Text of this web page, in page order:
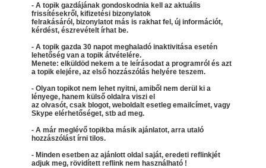
- A topik gazdájának gondoskodnia kell az aktuális
frissítésekről, kifizetési bizonylatok
felrakásáról, bizonylatot más is rakhat fel, új információt,
kérdést, észrevételt írhat be.
- A topik gazda 30 napot meghaladó inaktivitása esetén
lehetőség van a topik átvételére.
Menete: elküldöd nekem a te leírásodat a programról és azt
a topik elejére, az első hozzászólás helyére teszem.
- Olyan topikot nem lehet nyitni, amiből nem derül ki a
lényege, hanem külső oldalra viszi el
az olvasót, csak blogot, weboldalt esetleg emailcímet, vagy
Skype elérhetőséget, stb ad meg.
- A már meglévő topikba másik ajánlatot, arra utaló
hozzászólást írni tilos.
- Minden esetben az ajánlott oldal saját, eredeti reflinkjét
adjuk meg, rövidített reflink nem használható !